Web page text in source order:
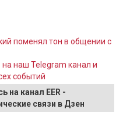
поменял тон в общении с
наш Telegram канал и
событий
на канал EER -
связи в Дзен